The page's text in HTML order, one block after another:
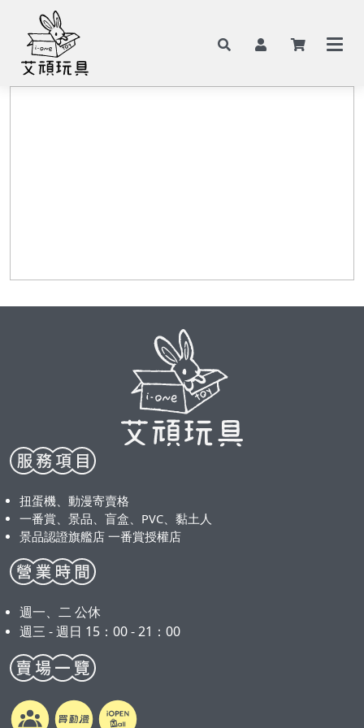
扭蛋機、動漫寄賣格
一番賞、景品、盲盒、PVC、黏土人
景品認證旗艦店 一番賞授權店
週一、二 公休
週三 - 週日 15：00 - 21：00